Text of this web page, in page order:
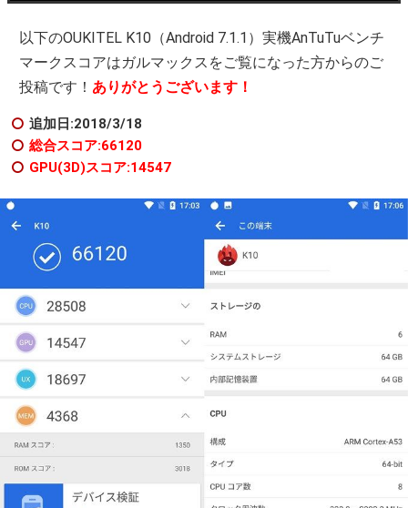
以下のOUKITEL K10（Android 7.1.1）実機AnTuTuベンチ
マークスコアはガルマックスをご覧になった方からのご
投稿です！ ありがとうございます！
追加日:2018/3/18
総合スコア:66120
GPU(3D)スコア:14547